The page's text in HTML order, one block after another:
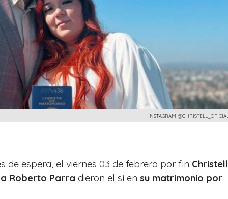
INSTAGRAM @CHRISTELL_OFICIAL
de espera, el viernes 03 de febrero por fin Christell
Roberto Parra dieron el sí en su matrimonio por